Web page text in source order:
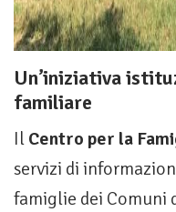
Un’iniziativa
familiare
Il Centro per la
servizi di
famiglie dei Comuni